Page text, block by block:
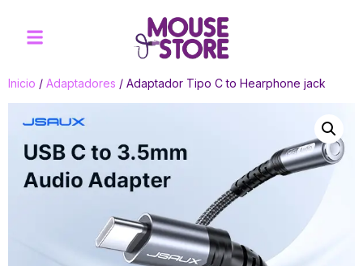
Inicio / Adaptadores / Adaptador Tipo C to Hearphone jack